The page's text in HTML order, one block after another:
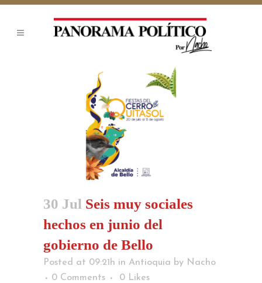
30 Jul Seis muy sociales
hechos en junio del
gobierno de Bello
Posted at 09:21h in Antioquia by Nacho
0 Comments
0 Likes